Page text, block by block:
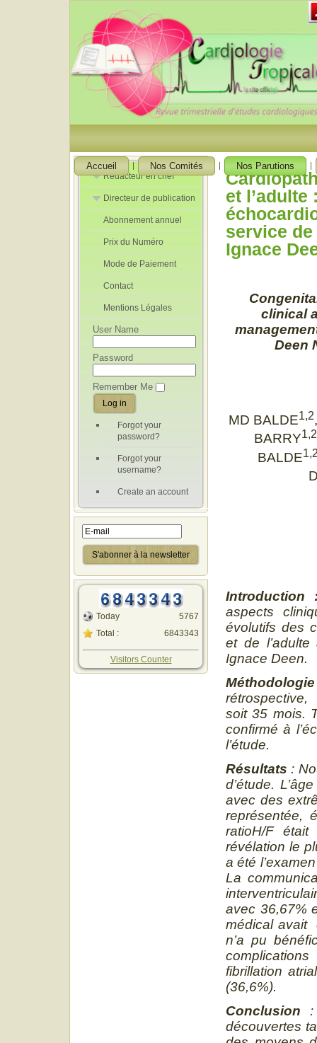
Accueil Nos Comités Nos Parutions
Rédacteur en chef
Rédacteurs en
Chef Adjoint
Directeur de publication
Directeur de
publication
adjoint
Abonnement annuel
Prix du Numéro
Mode de Paiement
Contact
Mentions Légales
User Name
Password
Remember Me
Forgot your
password?
Forgot your
username?
Create an account
Today
Total :
5767
6843343
Visitors Counter
et
service
Ignace
clinical
Deen
MD BALDE1,2
BARRY1,2
BALDE
aspects
évolutifs des
et de
Ignace Deen.
Méthodologie
rétrospective,
soit 35 mois.
confirmé à
l’étude.
Résultats :
d’étude.
avec des
représentée,
ratioH/F
révélation le
a été
La
avec 36,67%
médical avait
n’a pu
fibrillation
(36,6%).
Conclusion :
découvertes